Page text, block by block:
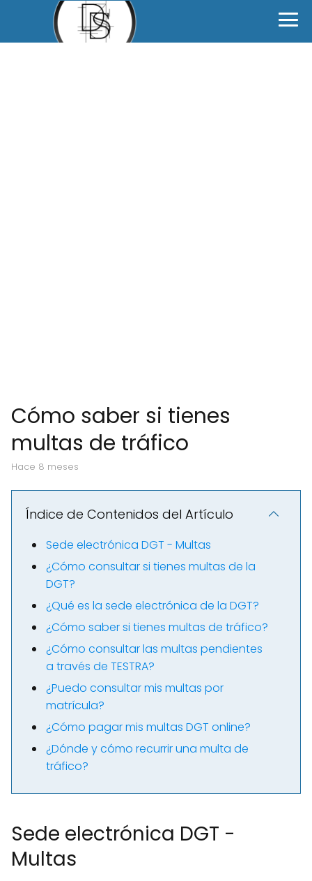
Cómo saber si tienes
multas de tráfico
hace 8 meses
Índice de Contenidos del Artículo
Sede electrónica DGT - Multas
¿Cómo consultar si tienes multas de la
DGT?
¿Qué es la sede electrónica de la DGT?
¿Cómo saber si tienes multas de tráfico?
¿Cómo consultar las multas pendientes
a través de TESTRA?
¿Puedo consultar mis multas por
matrícula?
¿Cómo pagar mis multas DGT online?
¿Dónde y cómo recurrir una multa de
tráfico?
Sede electrónica DGT -
Multas